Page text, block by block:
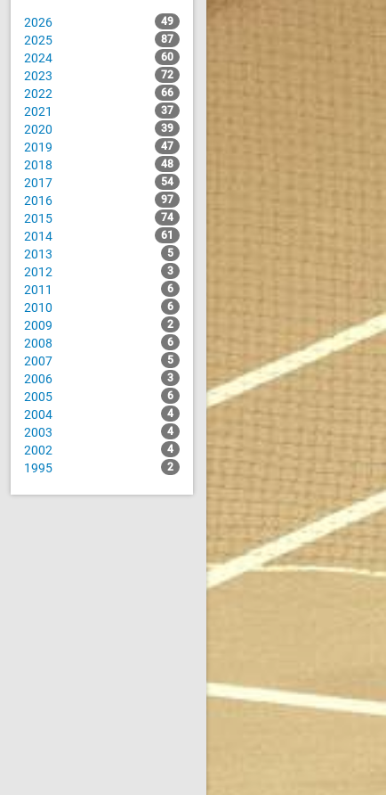
2026 49
2025 87
2024 60
2023 72
2022 66
2021 37
2020 39
2019 47
2018 48
2017 54
2016 97
2015 74
2014 61
2013 5
2012 3
2011 6
2010 6
2009 2
2008 6
2007 5
2006 3
2005 6
2004 4
2003 4
2002 4
1995 2